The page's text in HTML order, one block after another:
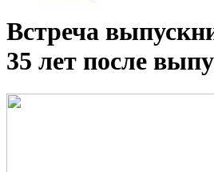
Встреча
35 лет после